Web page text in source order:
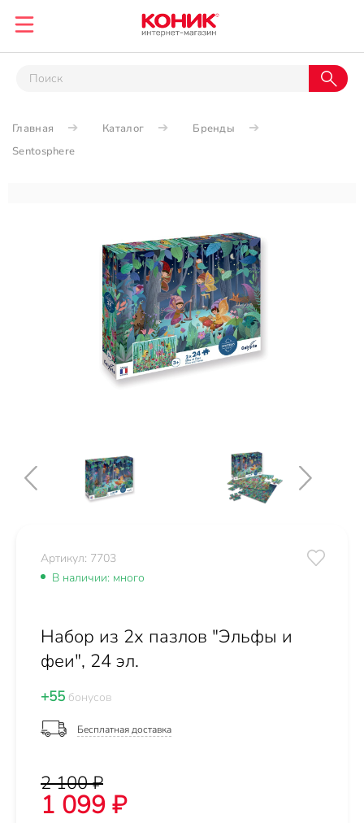
Главная Каталог
Бренды
Sentosphere
Артикул: 7703
В наличии: много
Набор из 2х пазлов "Эльфы и
феи", 24 эл.
+55 бонусов
Бесплатная доставка
2 100 ₽
1 099 ₽